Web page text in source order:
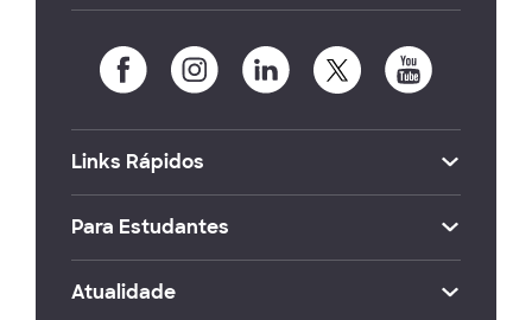
Links Rápidos
Para Estudantes
Atualidade